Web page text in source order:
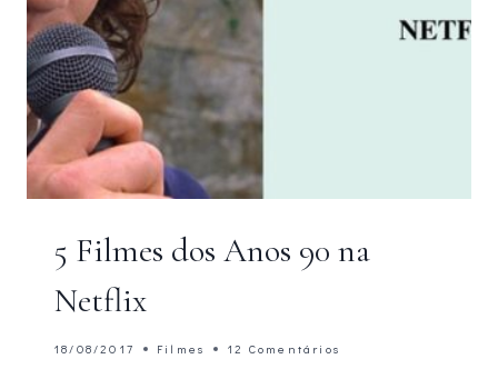
5 Filmes dos Anos 90 na
Netflix
18/08/2017 Filmes 12 Comentários